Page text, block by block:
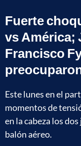
Fuerte
vs América;
Francisco
Este lunes en el
momentos de
en la cabeza los
balón aéreo.